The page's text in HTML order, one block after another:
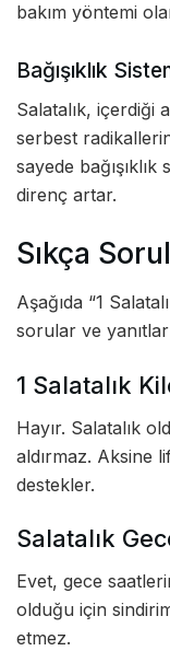
bakım yöntemi
Bağışıklık
Salatalık, içerdiği
serbest
sayede
direnç artar.
Sıkça
Aşağıda “1
sorular ve
1 Salatalık
Hayır. Salatalık
aldırmaz. Aksine
destekler.
Salatalık
Evet, gece
olduğu için
etmez.